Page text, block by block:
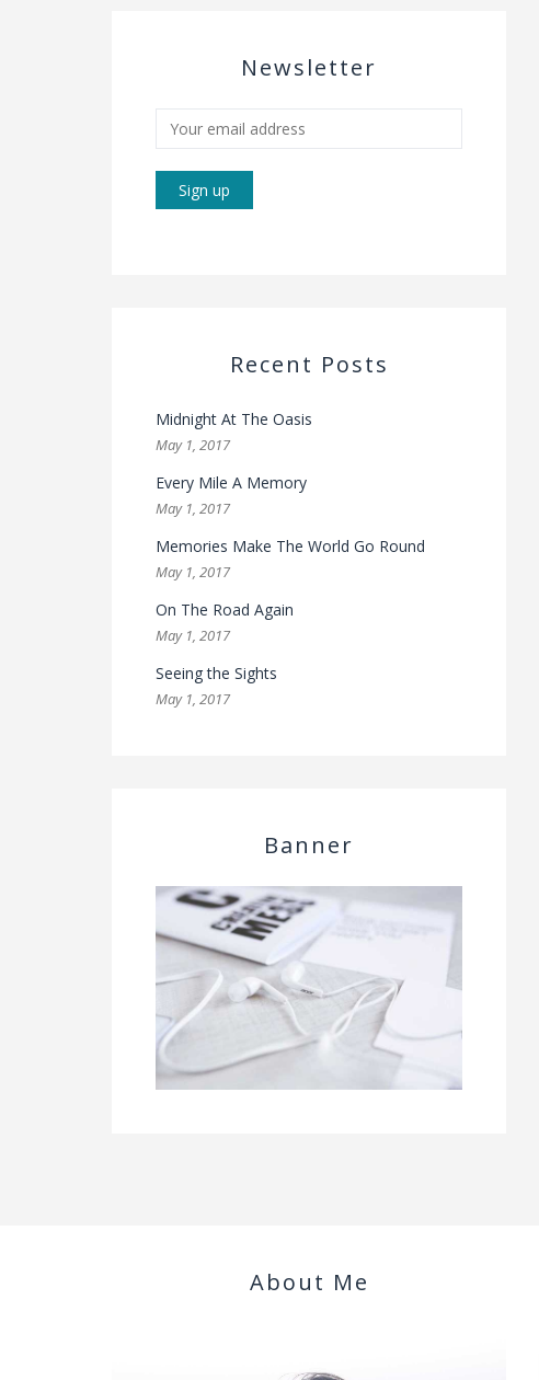
Newsletter
Recent Posts
Midnight At The Oasis
May 1, 2017
Every Mile A Memory
May 1, 2017
Memories Make The World Go Round
May 1, 2017
On The Road Again
May 1, 2017
Seeing the Sights
May 1, 2017
Banner
About Me